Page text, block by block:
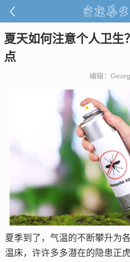
夏天如何注意个人卫生
点
编辑：
夏季到了，气温的不断攀升为
温床，许许多多潜在的隐患正